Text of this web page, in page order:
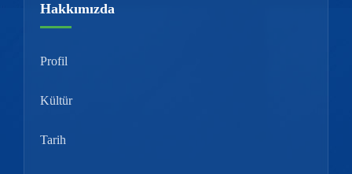
Hakkımızda
Profil
Kültür
Tarih